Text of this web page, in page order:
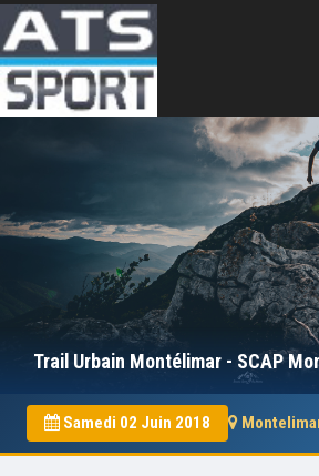
Trail Urbain Montélimar - SCAP
Samedi 02 Juin 2018